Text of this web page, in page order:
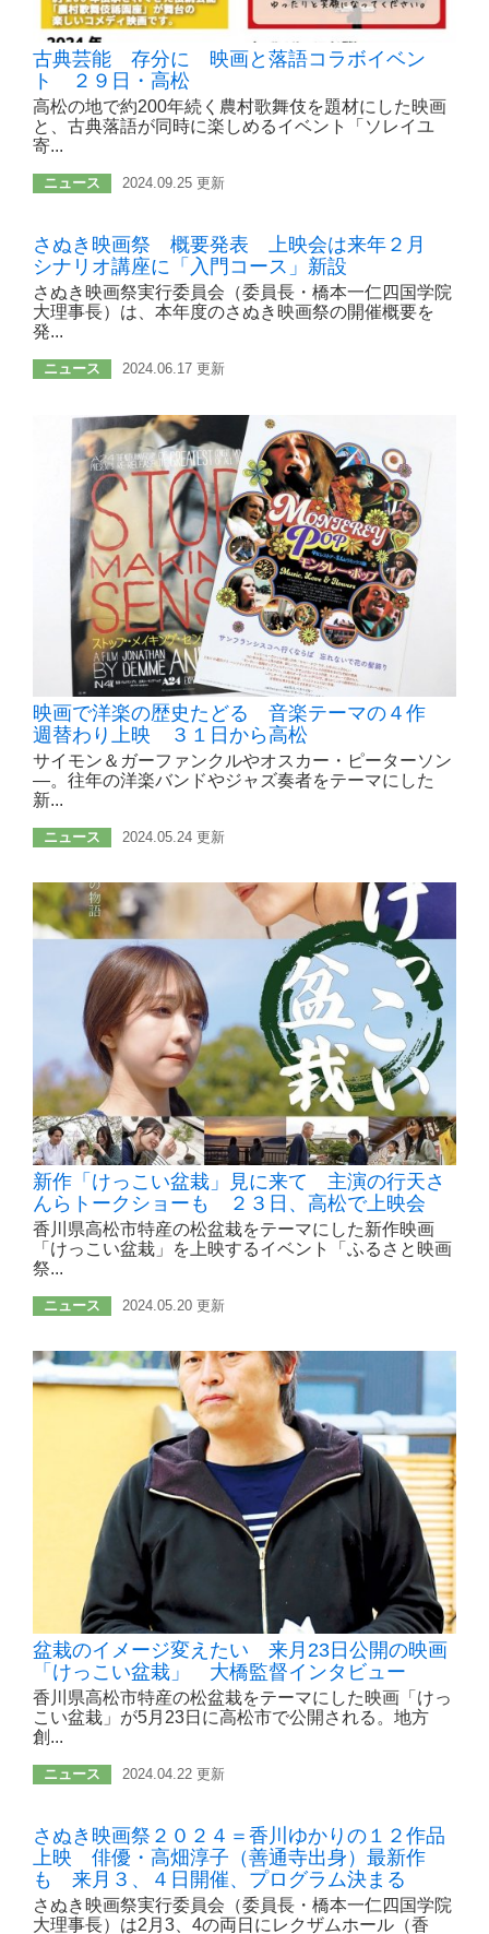
古典芸能 存分に 映画と落語コラボイベン
ト ２９日・高松
高松の地で約200年続く農村歌舞伎を題材にした映画
と、古典落語が同時に楽しめるイベント「ソレイユ
寄...
ニュース 2024.09.25 更新
さぬき映画祭 概要発表 上映会は来年２月
シナリオ講座に「入門コース」新設
さぬき映画祭実行委員会（委員長・橋本一仁四国学院
大理事長）は、本年度のさぬき映画祭の開催概要を
発...
ニュース 2024.06.17 更新
映画で洋楽の歴史たどる 音楽テーマの４作
週替わり上映 ３１日から高松
サイモン＆ガーファンクルやオスカー・ピーターソン
―。往年の洋楽バンドやジャズ奏者をテーマにした
新...
ニュース 2024.05.24 更新
新作「けっこい盆栽」見に来て 主演の行天さ
んらトークショーも ２３日、高松で上映会
香川県高松市特産の松盆栽をテーマにした新作映画
「けっこい盆栽」を上映するイベント「ふるさと映画
祭...
ニュース 2024.05.20 更新
盆栽のイメージ変えたい 来月23日公開の映画
「けっこい盆栽」 大橋監督インタビュー
香川県高松市特産の松盆栽をテーマにした映画「けっ
こい盆栽」が5月23日に高松市で公開される。地方
創...
ニュース 2024.04.22 更新
さぬき映画祭２０２４＝香川ゆかりの１２作品
上映 俳優・高畑淳子（善通寺出身）最新作
も 来月３、４日開催、プログラム決まる
さぬき映画祭実行委員会（委員長・橋本一仁四国学院
大理事長）は2月3、4の両日にレクザムホール（香